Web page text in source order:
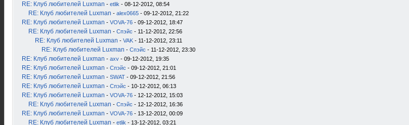
RE: Клуб любителей Luxman - etlik - 08-12-2012, 08:54
RE: Клуб любителей Luxman - alex0665 - 09-12-2012, 21:22
RE: Клуб любителей Luxman - VOVA-76 - 09-12-2012, 18:47
RE: Клуб любителей Luxman - Спэйс - 11-12-2012, 22:56
RE: Клуб любителей Luxman - VAK - 11-12-2012, 23:11
RE: Клуб любителей Luxman - Спэйс - 11-12-2012, 23:30
RE: Клуб любителей Luxman - axv - 09-12-2012, 19:35
RE: Клуб любителей Luxman - Спэйс - 09-12-2012, 21:01
RE: Клуб любителей Luxman - SWAT - 09-12-2012, 21:56
RE: Клуб любителей Luxman - Спэйс - 10-12-2012, 06:13
RE: Клуб любителей Luxman - VOVA-76 - 12-12-2012, 15:03
RE: Клуб любителей Luxman - Спэйс - 12-12-2012, 16:36
RE: Клуб любителей Luxman - VOVA-76 - 13-12-2012, 00:09
RE: Клуб любителей Luxman - etlik - 13-12-2012, 03:21